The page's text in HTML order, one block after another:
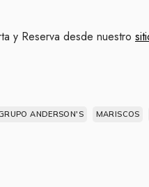
y Reserva desde nuestro
ANDERSON'S MARISCOS